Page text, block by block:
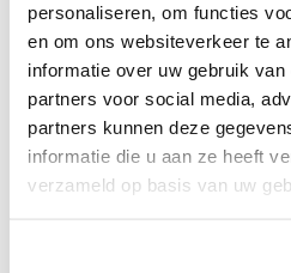
personaliseren, om functies
en om ons websiteverkeer te
informatie over uw gebruik
partners voor social media,
partners kunnen deze
informatie die u aan ze heeft
verzameld op basis van uw